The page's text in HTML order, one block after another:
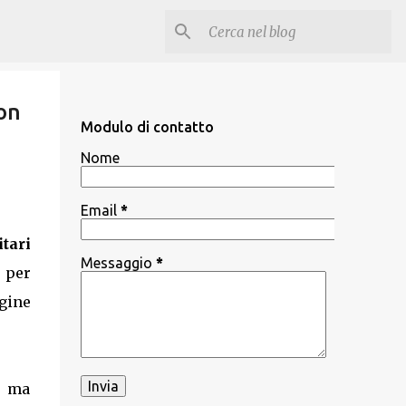
per
ma
Modulo di contatto
Nome
Email *
Messaggio *